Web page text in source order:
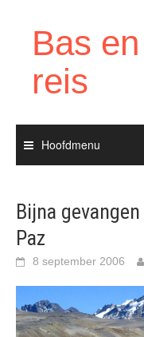
Bas
reis
Hoofdmenu
Bijna
Paz
8 september 2006